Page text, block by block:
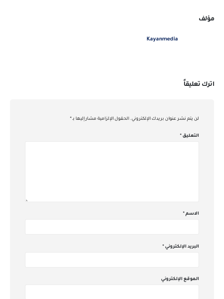
مؤلف
Kayanmedia
اترك تعليقاً
لن يتم نشر عنوان بريدك الإلكتروني. الحقول الإلزامية مشار إليها بـ *
التعليق *
الاسم *
البريد الإلكتروني *
الموقع الإلكتروني